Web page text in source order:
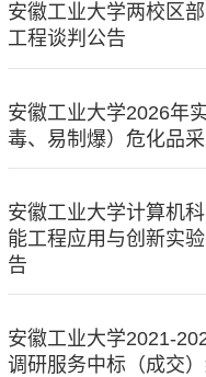
安徽工业大学两校区
工程谈判公告
安徽工业大学2026年
毒、易制爆）危化品
安徽工业大学计算机
能工程应用与创新实
告
安徽工业大学2021-
调研服务中标（成交